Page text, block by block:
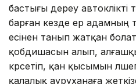
бастығы дереу
барған кезде ер адамның
есінен танып жатқан
қобдишасын алып,
көрсетіп, қан қысымын
қалалық ауруханаға